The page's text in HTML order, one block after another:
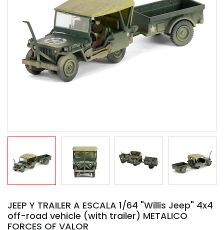
JEEP Y TRAILER A ESCALA 1/64 "Willis Jeep" 4x4
off-road vehicle (with trailer) METALICO
FORCES OF VALOR